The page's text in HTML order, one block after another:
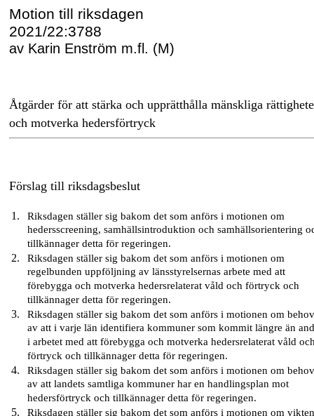
Motion till riksdagen
2021/22:3788
av Karin Enström m.fl. (M)
Åtgärder för att stärka och upprätthålla mänskliga
och motverka hedersförtryck
Förslag till riksdagsbeslut
Riksdagen ställer sig bakom det som anförs i motionen om
hedersscreening, samhällsintroduktion och samhällsorientering
tillkännager detta för regeringen.
Riksdagen ställer sig bakom det som anförs i motionen om
regelbunden uppföljning av länsstyrelsernas arbete med att
förebygga och motverka hedersrelaterat våld och förtryck och
tillkännager detta för regeringen.
Riksdagen ställer sig bakom det som anförs i motionen om
av att i varje län identifiera kommuner som kommit längre än
i arbetet med att förebygga och motverka hedersrelaterat våld
förtryck och tillkännager detta för regeringen.
Riksdagen ställer sig bakom det som anförs i motionen om
av att landets samtliga kommuner har en handlingsplan mot
hedersförtryck och tillkännager detta för regeringen.
Riksdagen ställer sig bakom det som anförs i motionen om